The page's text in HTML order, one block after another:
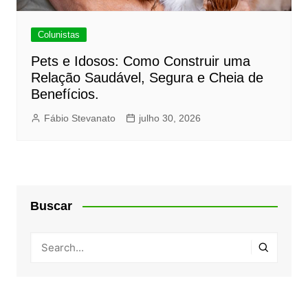
Colunistas
Pets e Idosos: Como Construir uma
Relação Saudável, Segura e Cheia de
Benefícios.
Fábio Stevanato julho 30, 2026
Buscar